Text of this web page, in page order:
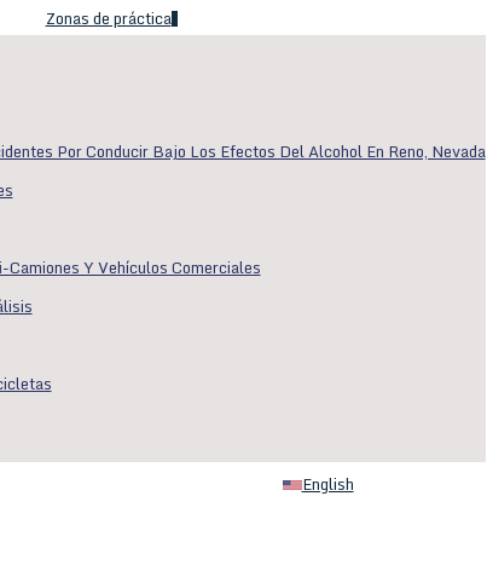
Zonas de práctica
Por Conducir Bajo Los Efectos Del Alcohol En Reno, Nevada
Y Vehículos Comerciales
English